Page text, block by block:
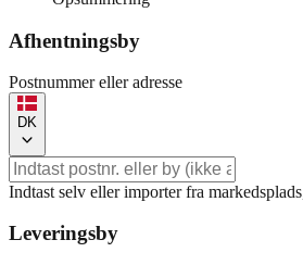
Afhentningsby
Postnummer eller adresse
DK
Indtast selv eller importer fra
Leveringsby